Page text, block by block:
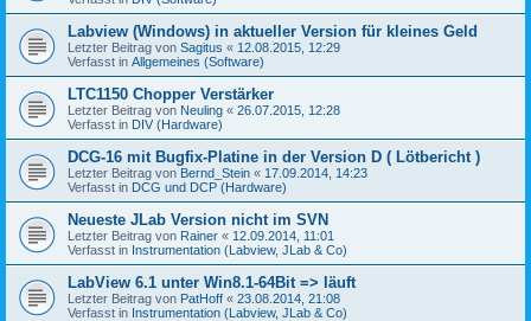
Labview (Windows) in aktueller Version für kleines Geld
Letzter Beitrag von Sagitus « 12.08.2015, 12:29
Verfasst in Allgemeines (Software)
LTC1150 Chopper Verstärker
Letzter Beitrag von Neuling « 26.07.2015, 12:28
Verfasst in DIV (Hardware)
DCG-16 mit Bugfix-Platine in der Version D ( Lötbericht )
Letzter Beitrag von Bernd_Stein « 17.09.2014, 14:23
Verfasst in DCG und DCP (Hardware)
Neueste JLab Version nicht im SVN
Letzter Beitrag von Rainer « 12.09.2014, 11:01
Verfasst in Instrumentation (Labview, JLab & Co)
LabView 6.1 unter Win8.1-64Bit => läuft
Letzter Beitrag von PatHoff « 23.08.2014, 21:08
Verfasst in Instrumentation (Labview, JLab & Co)